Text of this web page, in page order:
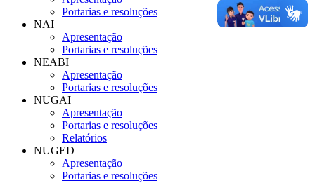
Portarias e resoluções
NAI
Apresentação
Portarias e resoluções
NEABI
Apresentação
Portarias e resoluções
NUGAI
Apresentação
Portarias e resoluções
Relatórios
NUGED
Apresentação
Portarias e resoluções